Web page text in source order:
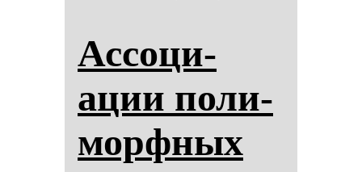
Ас­со­ци­
ации по­ли­
мор­фных